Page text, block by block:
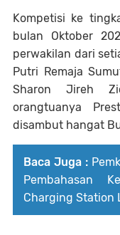
Kompetisi ke
bulan Oktober
perwakilan dari
Putri Remaja
Sharon Jireh
orangtuanya
disambut hangat
Baca Juga :
Pembahasan
Charging Station